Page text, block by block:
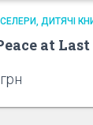
ДИТЯЧІ
at Last
грн